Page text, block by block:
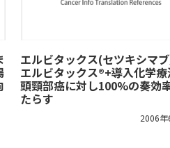
エルビタックス(セツキシマ
エルビタックス®+導入化学療
頭頸部癌に対し100%の奏効
たらす
2006